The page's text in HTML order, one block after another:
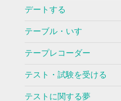
デートする
テーブル・いす
テープレコーダー
テスト・試験を受ける
テストに関する夢